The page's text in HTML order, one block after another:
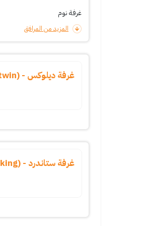
غرفة نوم
المزيد من المرافق
غرفة ديلوكس - (deluxe double twin)
غرفة ستاندرد - (classic double king)